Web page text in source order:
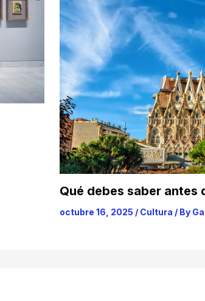
Qué debes saber antes
octubre 16, 2025 / Cultura / By